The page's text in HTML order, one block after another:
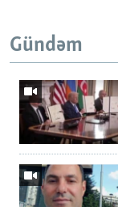
Gündəm